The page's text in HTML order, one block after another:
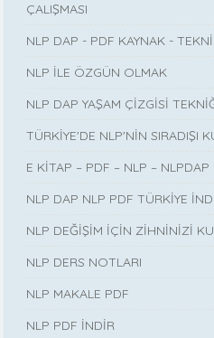
ÇALIŞMASI
NLP DAP - PDF KAYNAK -
NLP İLE ÖZGÜN OLMAK
NLP DAP YAŞAM ÇİZGİSİ
TÜRKİYE'DE NLP'NİN SIRADIŞI
E KİTAP – PDF – NLP – NLPDAP
NLP DAP NLP PDF TÜRKİYE
NLP DEĞİŞİM İÇİN ZİHNİNİZİ
NLP DERS NOTLARI
NLP MAKALE PDF
NLP PDF İNDİR